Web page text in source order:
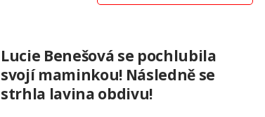
Lucie Benešová se pochlubila
svojí maminkou! Následně se
strhla lavina obdivu!